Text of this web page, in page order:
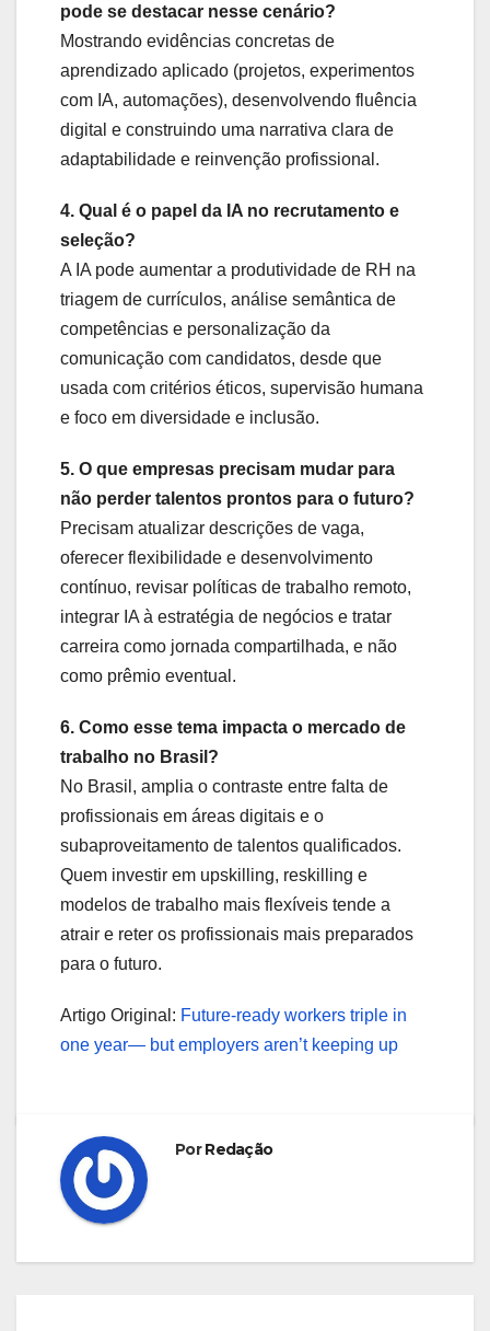
pode se destacar nesse cenário?
Mostrando evidências concretas de
aprendizado aplicado (projetos, experimentos
com IA, automações), desenvolvendo fluência
digital e construindo uma narrativa clara de
adaptabilidade e reinvenção profissional.
4. Qual é o papel da IA no recrutamento e
seleção?
A IA pode aumentar a produtividade de RH na
triagem de currículos, análise semântica de
competências e personalização da
comunicação com candidatos, desde que
usada com critérios éticos, supervisão humana
e foco em diversidade e inclusão.
5. O que empresas precisam mudar para
não perder talentos prontos para o futuro?
Precisam atualizar descrições de vaga,
oferecer flexibilidade e desenvolvimento
contínuo, revisar políticas de trabalho remoto,
integrar IA à estratégia de negócios e tratar
carreira como jornada compartilhada, e não
como prêmio eventual.
6. Como esse tema impacta o mercado de
trabalho no Brasil?
No Brasil, amplia o contraste entre falta de
profissionais em áreas digitais e o
subaproveitamento de talentos qualificados.
Quem investir em upskilling, reskilling e
modelos de trabalho mais flexíveis tende a
atrair e reter os profissionais mais preparados
para o futuro.
Artigo Original: Future-ready workers triple in
one year— but employers aren’t keeping up
PorRedação